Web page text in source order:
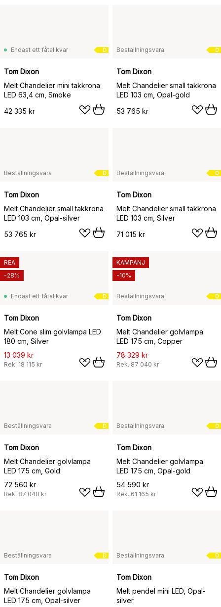
D
Endast ett fåtal kvar
Tom Dixon
Melt Chandelier mini takkrona
LED 63,4 cm, Smoke
42 335 kr
D
Beställningsvara
Tom Dixon
Melt Chandelier small takkrona
LED 103 cm, Opal-gold
53 765 kr
D
Beställningsvara
Tom Dixon
Melt Chandelier small takkrona
LED 103 cm, Opal-silver
53 765 kr
D
Beställningsvara
Tom Dixon
Melt Chandelier small takkrona
LED 103 cm, Silver
71 015 kr
D
Endast ett fåtal kvar
Tom Dixon
Melt Cone slim golvlampa LED
180 cm, Silver
13 039 kr
Rek. 18 115 kr
REA
-28%
D
Beställningsvara
Tom Dixon
Melt Chandelier golvlampa
LED 175 cm, Copper
78 329 kr
Rek. 87 040 kr
KAMPANJ
-10%
D
Beställningsvara
Tom Dixon
Melt Chandelier golvlampa
LED 175 cm, Gold
72 560 kr
Rek. 87 040 kr
D
Beställningsvara
Tom Dixon
Melt Chandelier golvlampa
LED 175 cm, Opal-gold
54 590 kr
Rek. 61 165 kr
D
Beställningsvara
Tom Dixon
Melt Chandelier golvlampa
LED 175 cm, Opal-silver
D
Beställningsvara
Tom Dixon
Melt pendel mini LED, Opal-
silver